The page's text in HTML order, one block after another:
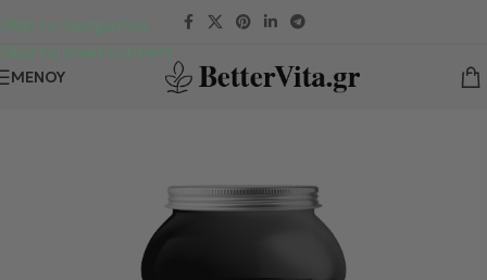
Skip to navigation
Skip to main content
ΜΕΝΟΎ